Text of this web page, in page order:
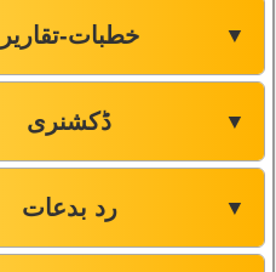
خطبات-تقاریر ▼
ڈکشنری ▼
رد بدعات ▼